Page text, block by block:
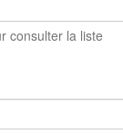
consulter la liste